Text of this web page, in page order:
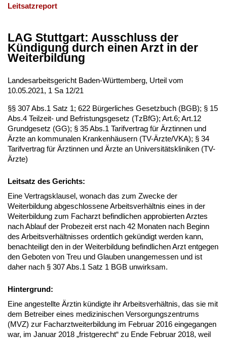
Leitsatzreport
LAG Stuttgart: Ausschluss der
Kündigung durch einen Arzt in der
Weiterbildung
Landesarbeitsgericht Baden-Württemberg, Urteil vom
10.05.2021, 1 Sa 12/21
§§ 307 Abs.1 Satz 1; 622 Bürgerliches Gesetzbuch (BGB); § 15
Abs.4 Teilzeit- und Befristungsgesetz (TzBfG); Art.6; Art.12
Grundgesetz (GG); § 35 Abs.1 Tarifvertrag für Ärztinnen und
Ärzte an kommunalen Krankenhäusern (TV-Ärzte/VKA); § 34
Tarifvertrag für Ärztinnen und Ärzte an Universitätskliniken (TV-
Ärzte)
Leitsatz des Gerichts:
Eine Vertragsklausel, wonach das zum Zwecke der
Weiterbildung abgeschlossene Arbeitsverhältnis eines in der
Weiterbildung zum Facharzt befindlichen approbierten Arztes
nach Ablauf der Probezeit erst nach 42 Monaten nach Beginn
des Arbeitsverhältnisses ordentlich gekündigt werden kann,
benachteiligt den in der Weiterbildung befindlichen Arzt entgegen
den Geboten von Treu und Glauben unangemessen und ist
daher nach § 307 Abs.1 Satz 1 BGB unwirksam.
Hintergrund:
Eine angestellte Ärztin kündigte ihr Arbeitsverhältnis, das sie mit
dem Betreiber eines medizinischen Versorgungszentrums
(MVZ) zur Facharztweiterbildung im Februar 2016 eingegangen
war, im Januar 2018 „fristgerecht“ zu Ende Februar 2018, weil